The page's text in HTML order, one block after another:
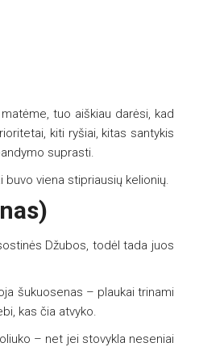
tuo aiškiau darėsi, kad
kiti ryšiai, kitas santykis
suprasti.
buvo viena stipriausių kelionių.
Džubos, todėl tada juos
šukuosenas – plaukai trinami
kas čia atvyko.
– net jei stovykla neseniai